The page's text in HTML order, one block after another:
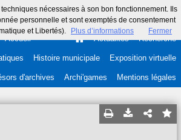
nécessaires à son bon fonctionnement. Ils
personnelle et sont exemptés de consentement
et Libertés).
Plus d’informations Fermer
Accueil Actualités Recherche
Histoire municipale Exposition virtuelle
d'archives Archi'games Mentions légales